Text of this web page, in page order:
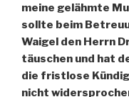
meine gelähmte
sollte beim
Waigel den Herrn
täuschen und hat
die fristlose
nicht